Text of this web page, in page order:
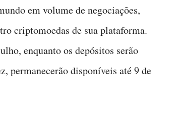
em volume de negociações,
criptomoedas de sua plataforma.
enquanto os depósitos serão
permanecerão disponíveis até 9 de